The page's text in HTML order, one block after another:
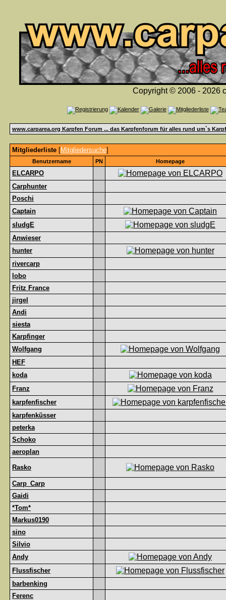
Copyright © 2006 - 2026
www.carparea.org Karpfen Forum ... das Karpfenforum für alles rund um`s
Mitgliederliste [Mitgliedersuche]
Benutzername PN Homepage
ELCARPO
Carphunter
Poschi
Captain
sludgE
Anwieser
hunter
rivercarp
lobo
Fritz France
jirgel
Andi
siesta
Karpfinger
Wolfgang
HEF
koda
Franz
karpfenfischer
karpfenküsser
peterka
Schoko
aeroplan
Rasko
Carp_Carp
Gaidi
*Tom*
Markus0190
sino
Silvio
Andy
Flussfischer
barbenking
Ferenc